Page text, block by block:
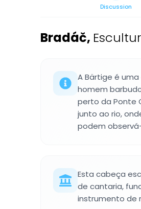
Discussion
Bradáč,
A Bärtige é
homem
perto da Ponte
junto ao rio,
podem
Esta cabeça
de cantaria,
instrumento de